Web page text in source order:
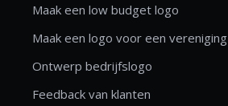
Maak een low budget logo
Maak een logo voor een vereniging
Ontwerp bedrijfslogo
Feedback van klanten